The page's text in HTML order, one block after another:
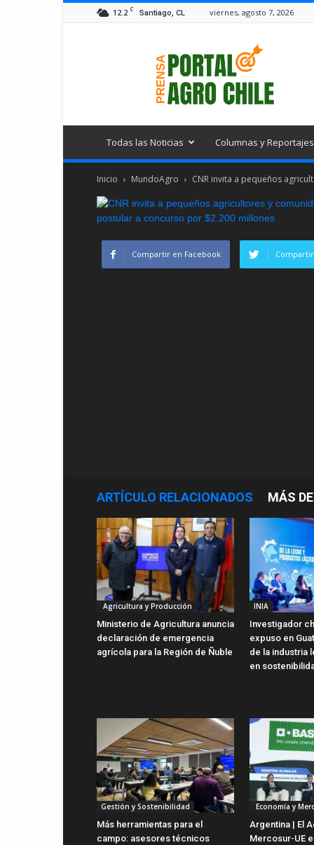
12.2 C Santiago, CL viernes, agosto 7, 2026
Todas las Noticias Columnas y Reportajes
Inicio MundoAgro CNR invita a pequeños
Compartir en Facebook
ARTÍCULO RELACIONADOS MÁS
Agricultura y Producción
Ministerio de Agricultura anuncia
declaración de emergencia
agrícola para la Región de Ñuble
INIA
Investigador
expuso en
de la industria
en
Gestión y Sostenibilidad
Más herramientas para el
campo: asesores técnicos
Economía y
Argentina | El
Mercosur-UE